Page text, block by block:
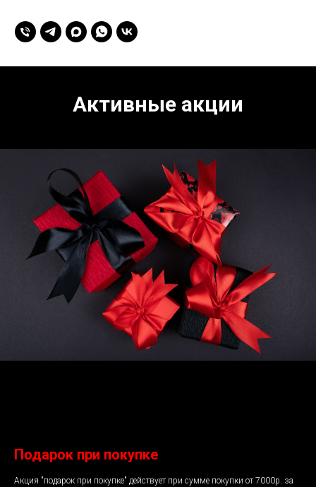
Активные акции
Подарок при покупке
Акция "подарок при покупке" действует при сумме покупки от 7000р. за